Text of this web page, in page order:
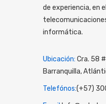
de experiencia, en
informática.
Ubicación: Cra. 58
Barranquilla,
Telefónos:(+57)